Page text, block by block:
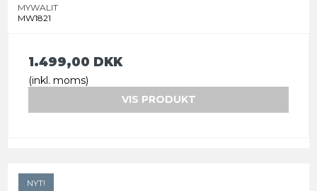
MYWALIT
MW1821
1.499,00 DKK
(inkl. moms)
VIS PRODUKT
NYT!